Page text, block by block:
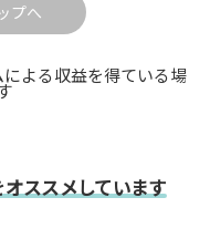
プへ
よる収益を得ている場
ススメしています